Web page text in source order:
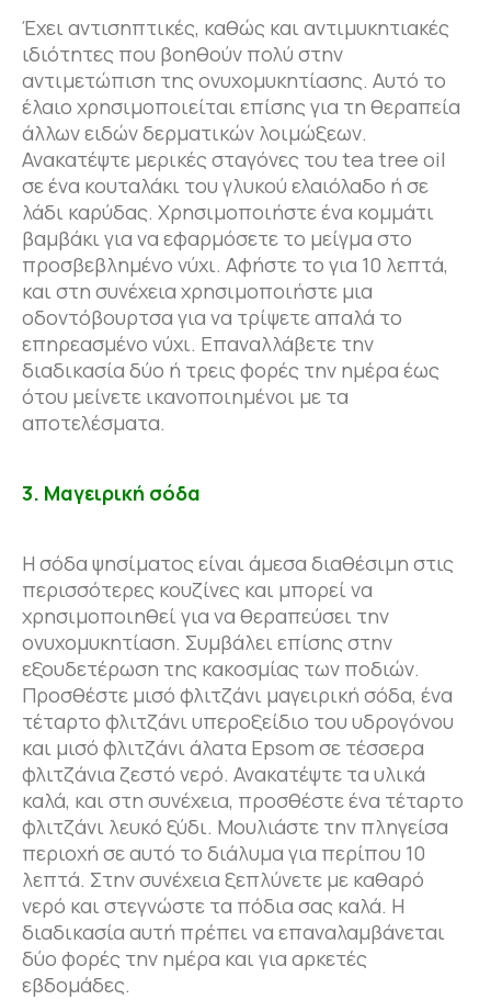
Έχει αντισηπτικές, καθώς και αντιμυκητιακές
ιδιότητες που βοηθούν πολύ στην
αντιμετώπιση της ονυχομυκητίασης. Αυτό το
έλαιο χρησιμοποιείται επίσης για τη θεραπεία
άλλων ειδών δερματικών λοιμώξεων.
Ανακατέψτε μερικές σταγόνες του tea tree oil
σε ένα κουταλάκι του γλυκού ελαιόλαδο ή σε
λάδι καρύδας. Χρησιμοποιήστε ένα κομμάτι
βαμβάκι για να εφαρμόσετε το μείγμα στο
προσβεβλημένο νύχι. Αφήστε το για 10 λεπτά,
και στη συνέχεια χρησιμοποιήστε μια
οδοντόβουρτσα για να τρίψετε απαλά το
επηρεασμένο νύχι. Επαναλλάβετε την
διαδικασία δύο ή τρεις φορές την ημέρα έως
ότου μείνετε ικανοποιημένοι με τα
αποτελέσματα.
3. Μαγειρική σόδα
Η σόδα ψησίματος είναι άμεσα διαθέσιμη στις
περισσότερες κουζίνες και μπορεί να
χρησιμοποιηθεί για να θεραπεύσει την
ονυχομυκητίαση. Συμβάλει επίσης στην
εξουδετέρωση της κακοσμίας των ποδιών.
Προσθέστε μισό φλιτζάνι μαγειρική σόδα, ένα
τέταρτο φλιτζάνι υπεροξείδιο του υδρογόνου
και μισό φλιτζάνι άλατα Epsom σε τέσσερα
φλιτζάνια ζεστό νερό. Ανακατέψτε τα υλικά
καλά, και στη συνέχεια, προσθέστε ένα τέταρτο
φλιτζάνι λευκό ξύδι. Μουλιάστε την πληγείσα
περιοχή σε αυτό το διάλυμα για περίπου 10
λεπτά. Στην συνέχεια ξεπλύνετε με καθαρό
νερό και στεγνώστε τα πόδια σας καλά. Η
διαδικασία αυτή πρέπει να επαναλαμβάνεται
δύο φορές την ημέρα και για αρκετές
εβδομάδες.